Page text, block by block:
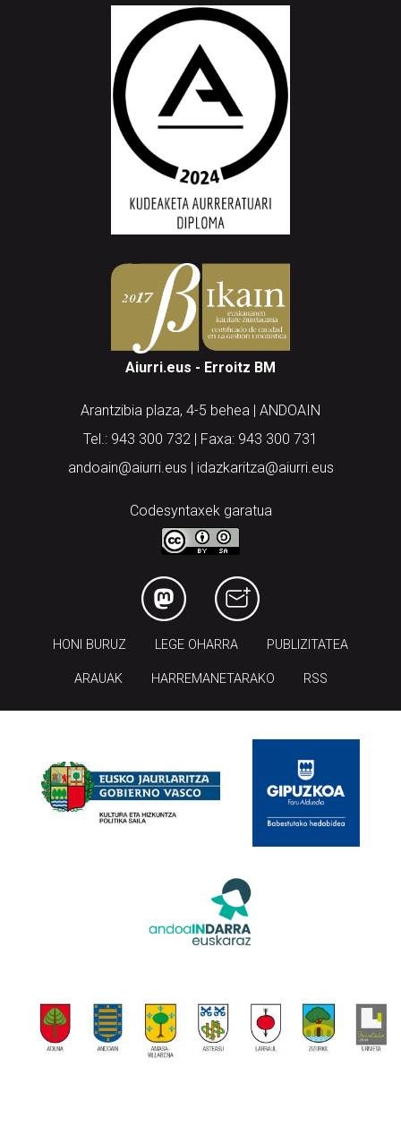
Aiurri.eus - Erroitz BM
Arantzibia plaza, 4-5 behea | ANDOAIN
Tel.: 943 300 732 | Faxa: 943 300 731
andoain@aiurri.eus | idazkaritza@aiurri.eus
Codesyntaxek garatua
HONI BURUZ LEGE OHARRA PUBLIZITATEA
ARAUAK HARREMANETARAKO RSS